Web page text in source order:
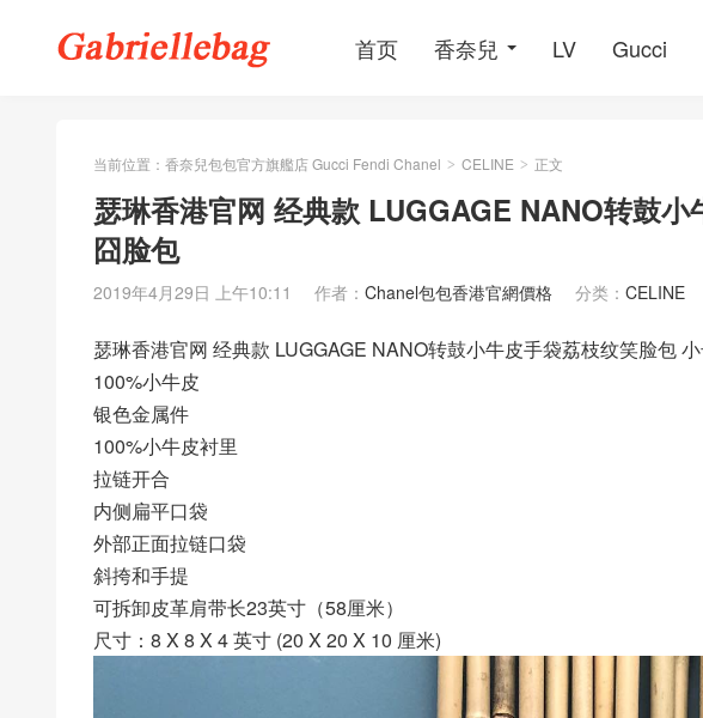
首页 香奈兒 LV Gucci
当前位置： 香奈兒包包官方旗艦店 Gucci Fendi Chanel > CELINE > 正文
瑟琳香港官网 经典款 LUGGAGE NANO转鼓
囧脸包
2019年4月29日 上午10:11 作者： Chanel包包香港官網價格 分类： CELINE
瑟琳香港官网 经典款 LUGGAGE NANO转鼓小牛皮手袋荔枝纹笑脸包
100%小牛皮
银色金属件
100%小牛皮衬里
拉链开合
内侧扁平口袋
外部正面拉链口袋
斜挎和手提
可拆卸皮革肩带长23英寸（58厘米）
尺寸：8 X 8 X 4 英寸 (20 X 20 X 10 厘米)